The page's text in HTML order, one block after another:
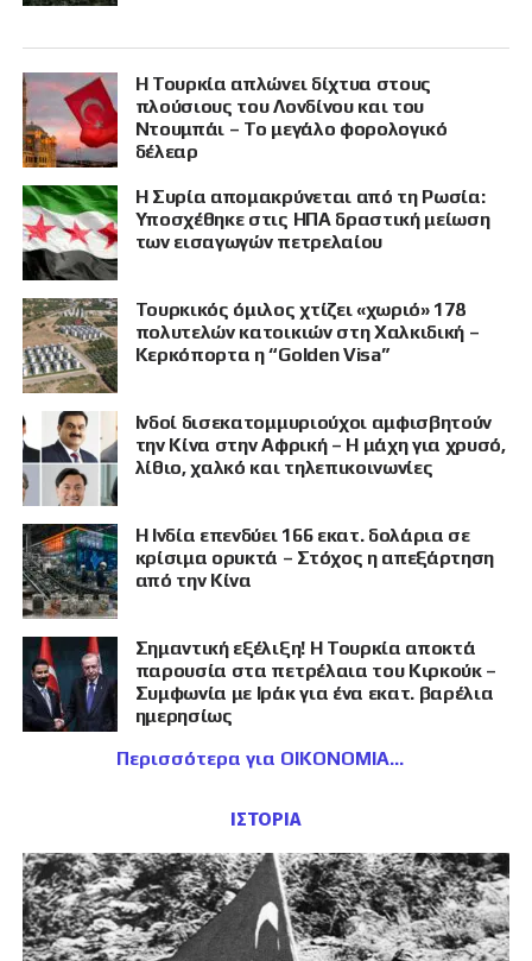
Η Τουρκία απλώνει δίχτυα στους
πλούσιους του Λονδίνου και του
Ντουμπάι – Το μεγάλο φορολογικό
δέλεαρ
Η Συρία απομακρύνεται από τη Ρωσία:
Υποσχέθηκε στις ΗΠΑ δραστική μείωση
των εισαγωγών πετρελαίου
Τουρκικός όμιλος χτίζει «χωριό» 178
πολυτελών κατοικιών στη Χαλκιδική –
Κερκόπορτα η “Golden Visa”
Ινδοί δισεκατομμυριούχοι αμφισβητούν
την Κίνα στην Αφρική – Η μάχη για χρυσό,
λίθιο, χαλκό και τηλεπικοινωνίες
Η Ινδία επενδύει 166 εκατ. δολάρια σε
κρίσιμα ορυκτά – Στόχος η απεξάρτηση
από την Κίνα
Σημαντική εξέλιξη! Η Τουρκία αποκτά
παρουσία στα πετρέλαια του Κιρκούκ –
Συμφωνία με Ιράκ για ένα εκατ. βαρέλια
ημερησίως
Περισσότερα για ΟΙΚΟΝΟΜΙΑ
ΙΣΤΟΡΙΑ